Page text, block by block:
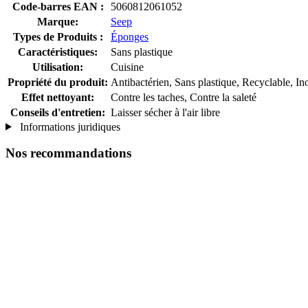
Code-barres EAN :
5060812061052
Marque:
Seep
Types de Produits :
Éponges
Caractéristiques:
Sans plastique
Utilisation:
Cuisine
Propriété du produit: Antibactérien, Sans plastique, Recyclable,
Effet nettoyant:
Contre les taches, Contre la saleté
Conseils d'entretien: Laisser sécher à l'air libre
Informations juridiques
Nos recommandations